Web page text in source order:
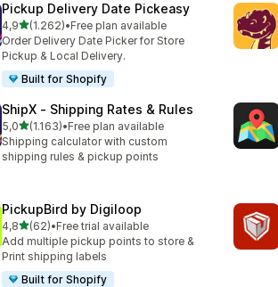
Pickup Delivery Date Pickeasy
4,9stelle su 5
(1.262)
1262 recensioni totali
•Free plan available
Order Delivery Date Picker for Store
Pickup & Local Delivery.
Built for Shopify
ShipX ‑ Shipping Rates & Rules
5,0stelle su 5
(1.163)
1163 recensioni totali
•Free plan available
Shipping calculator with custom
shipping rules & pickup points
PickupBird by Digiloop
4,8stelle su 5
(62)
62 recensioni totali
•Free trial available
Add multiple pickup points to store &
Print shipping labels
Built for Shopify